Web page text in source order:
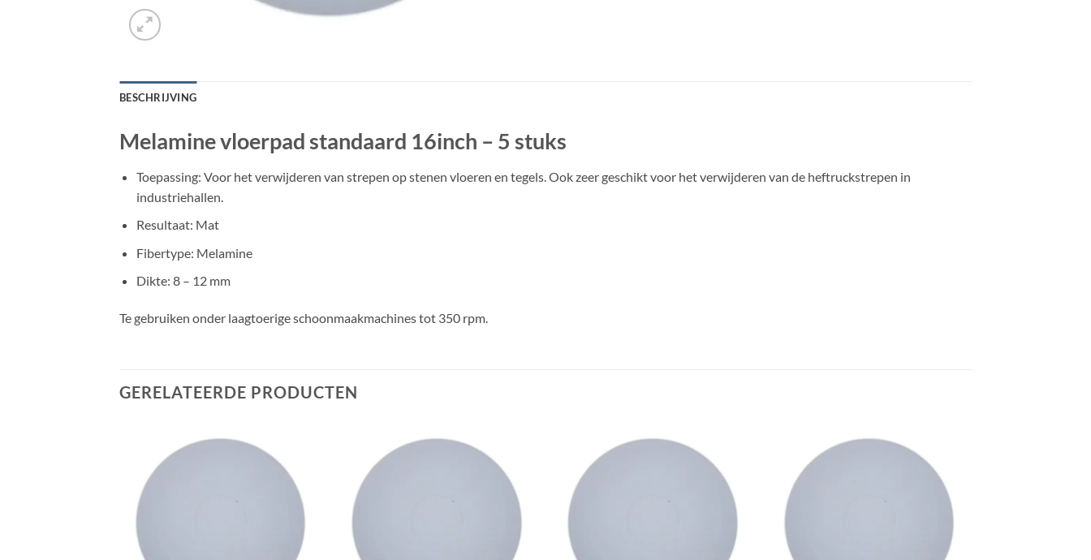
BESCHRIJVING
Melamine vloerpad standaard 16inch – 5 stuks
Toepassing: Voor het verwijderen van strepen op stenen vloeren en tegels. Ook zeer geschikt voor het verwijderen van de heftruckstrepen in
industriehallen.
Resultaat: Mat
Fibertype: Melamine
Dikte: 8 – 12 mm
Te gebruiken onder laagtoerige schoonmaakmachines tot 350 rpm.
GERELATEERDE PRODUCTEN